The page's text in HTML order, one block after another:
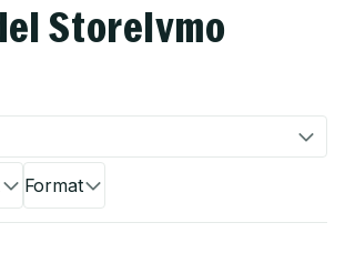
Storelvmo
Format